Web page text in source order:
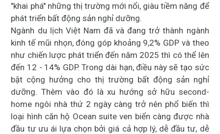
"khai phá" những thị trường mới nổi, giàu tiềm năng để
phát triển bất động sản nghỉ dưỡng.
Ngành du lịch Việt Nam đã và đang trở thành ngành
kinh tế mũi nhọn, đóng góp khoảng 9,2% GDP và theo
như chiến lược phát triển đến năm 2025 thì có thể lên
đến 12 - 14% GDP. Trong dài hạn, điều này sẽ tạo sức
bật cộng hưởng cho thị trường bất động sản nghỉ
dưỡng. Thêm vào đó là xu hướng sở hữu second-
home ngôi nhà thứ 2 ngày càng trở nên phổ biến thì
loại hình căn hộ Ocean suite ven biển càng được nhà
đầu tư ưu ái lựa chọn bởi giá cả hợp lý, dễ đầu tư, dễ